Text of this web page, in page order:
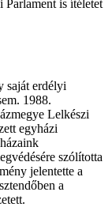
Parlament is ítéletet
saját erdélyi
1988.
Lelkészi
egyházi
szólította
jelentette a
a